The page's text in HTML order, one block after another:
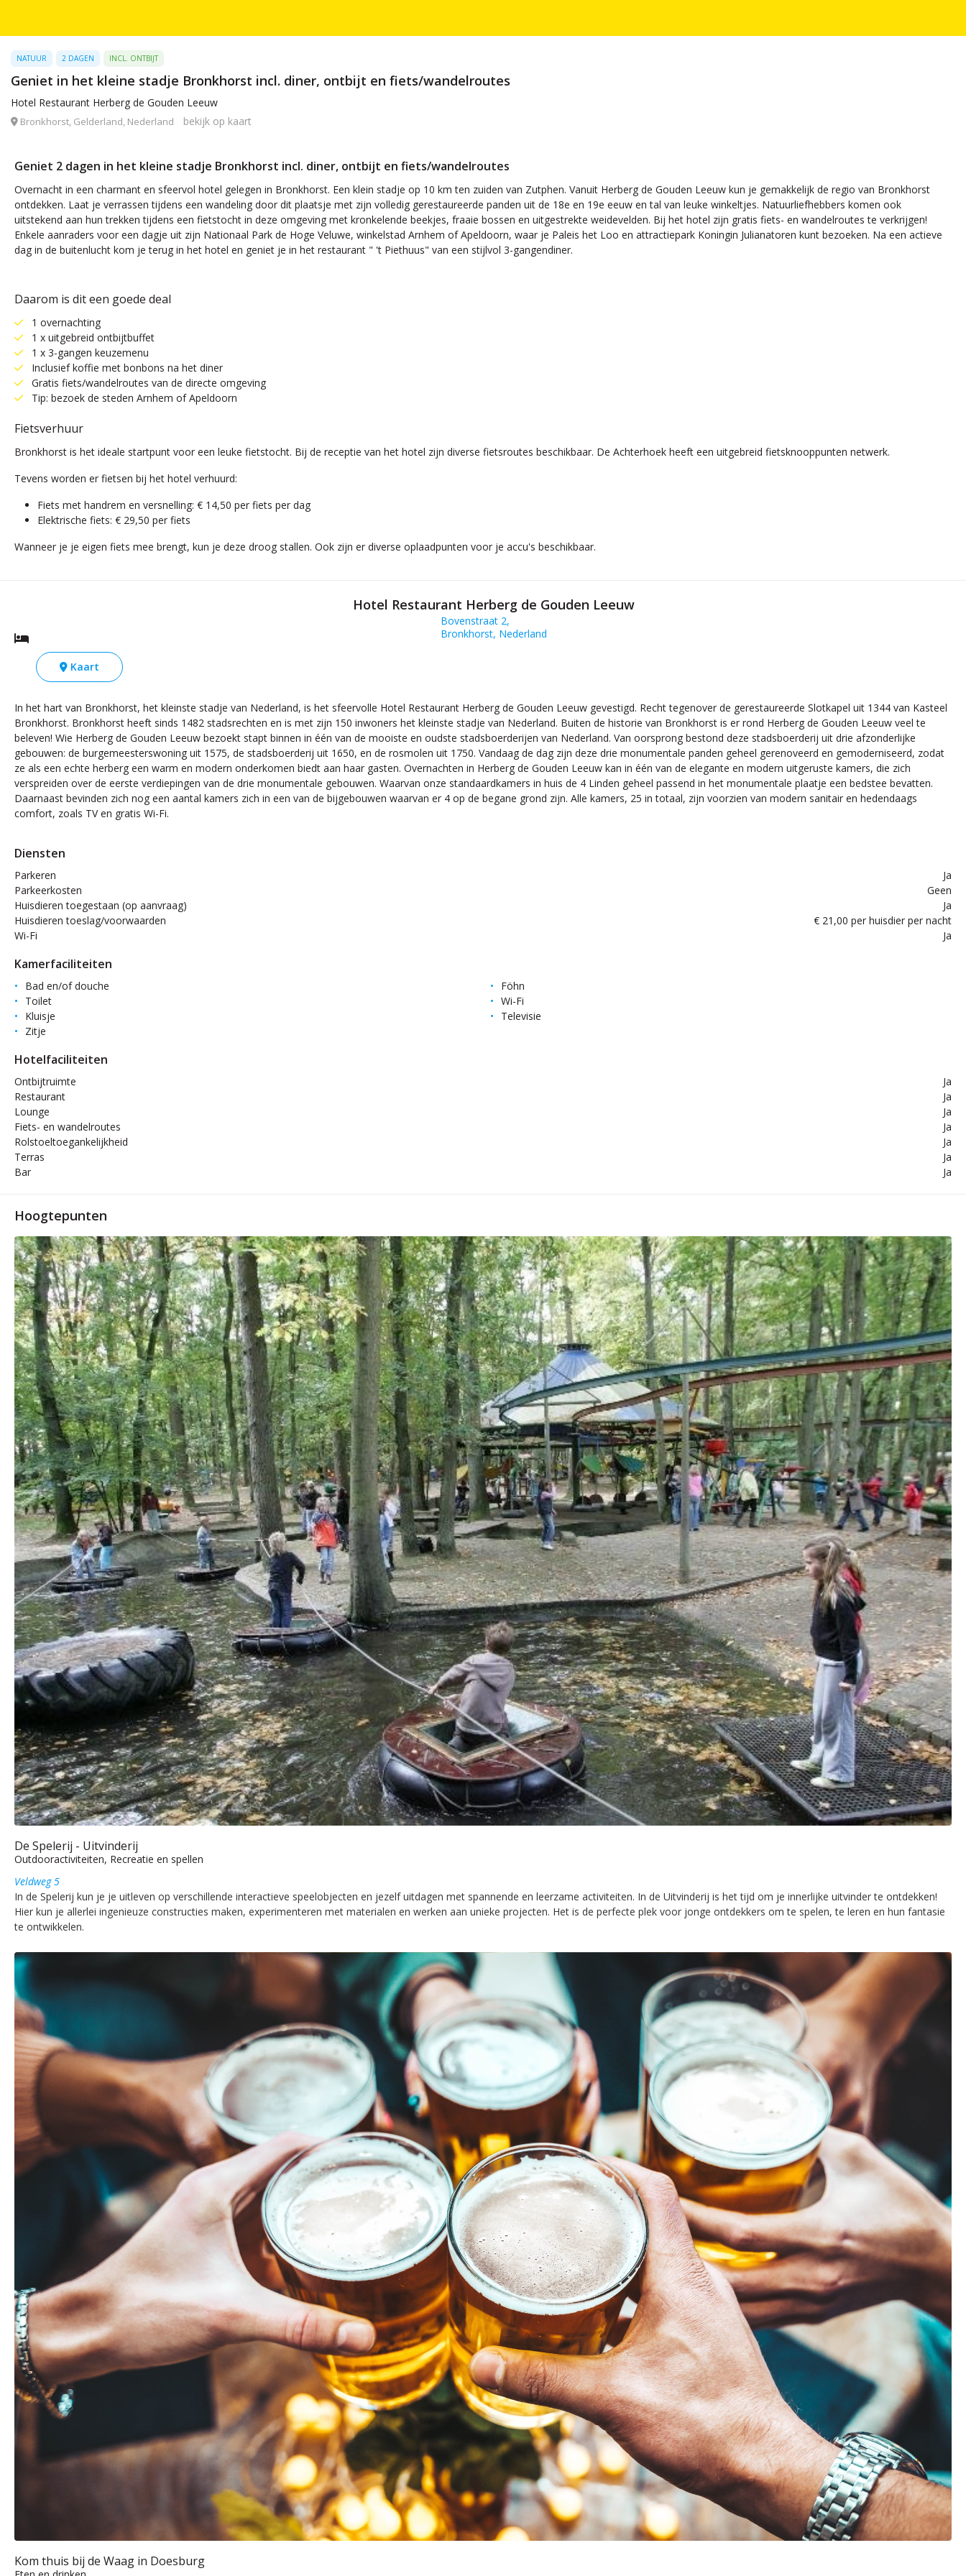
NATUUR 2 DAGEN INCL. ONTBIJT
Geniet in het kleine stadje Bronkhorst incl. diner, ontbijt en fiets/wandelroutes
Hotel Restaurant Herberg de Gouden Leeuw
Bronkhorst, Gelderland, Nederland bekijk op kaart
Geniet 2 dagen in het kleine stadje Bronkhorst incl. diner, ontbijt en fiets/wandelroutes
Overnacht in een charmant en sfeervol hotel gelegen in Bronkhorst. Een klein stadje op 10 km ten zuiden van Zutphen. Vanuit Herberg de Gouden Leeuw kun je gemakkelijk de regio van Bronkhorst
ontdekken. Laat je verrassen tijdens een wandeling door dit plaatsje met zijn volledig gerestaureerde panden uit de 18e en 19e eeuw en tal van leuke winkeltjes. Natuurliefhebbers komen ook
uitstekend aan hun trekken tijdens een fietstocht in deze omgeving met kronkelende beekjes, fraaie bossen en uitgestrekte weidevelden. Bij het hotel zijn gratis fiets- en wandelroutes te verkrijgen!
Enkele aanraders voor een dagje uit zijn Nationaal Park de Hoge Veluwe, winkelstad Arnhem of Apeldoorn, waar je Paleis het Loo en attractiepark Koningin Julianatoren kunt bezoeken. Na een actieve
dag in de buitenlucht kom je terug in het hotel en geniet je in het restaurant " 't Piethuus" van een stijlvol 3-gangendiner.
Daarom is dit een goede deal
1 overnachting
1 x uitgebreid ontbijtbuffet
1 x 3-gangen keuzemenu
Inclusief koffie met bonbons na het diner
Gratis fiets/wandelroutes van de directe omgeving
Tip: bezoek de steden Arnhem of Apeldoorn
Fietsverhuur
Bronkhorst is het ideale startpunt voor een leuke fietstocht. Bij de receptie van het hotel zijn diverse fietsroutes beschikbaar. De Achterhoek heeft een uitgebreid fietsknooppunten netwerk.
Tevens worden er fietsen bij het hotel verhuurd:
Fiets met handrem en versnelling: € 14,50 per fiets per dag
Elektrische fiets: € 29,50 per fiets
Wanneer je je eigen fiets mee brengt, kun je deze droog stallen. Ook zijn er diverse oplaadpunten voor je accu's beschikbaar.
Hotel Restaurant Herberg de Gouden Leeuw
Bovenstraat 2,
Bronkhorst, Nederland
Kaart
In het hart van Bronkhorst, het kleinste stadje van Nederland, is het sfeervolle Hotel Restaurant Herberg de Gouden Leeuw gevestigd. Recht tegenover de gerestaureerde Slotkapel uit 1344 van Kasteel
Bronkhorst. Bronkhorst heeft sinds 1482 stadsrechten en is met zijn 150 inwoners het kleinste stadje van Nederland. Buiten de historie van Bronkhorst is er rond Herberg de Gouden Leeuw veel te
beleven! Wie Herberg de Gouden Leeuw bezoekt stapt binnen in één van de mooiste en oudste stadsboerderijen van Nederland. Van oorsprong bestond deze stadsboerderij uit drie afzonderlijke
gebouwen: de burgemeesterswoning uit 1575, de stadsboerderij uit 1650, en de rosmolen uit 1750. Vandaag de dag zijn deze drie monumentale panden geheel gerenoveerd en gemoderniseerd, zodat
ze als een echte herberg een warm en modern onderkomen biedt aan haar gasten. Overnachten in Herberg de Gouden Leeuw kan in één van de elegante en modern uitgeruste kamers, die zich
verspreiden over de eerste verdiepingen van de drie monumentale gebouwen. Waarvan onze standaardkamers in huis de 4 Linden geheel passend in het monumentale plaatje een bedstee bevatten.
Daarnaast bevinden zich nog een aantal kamers zich in een van de bijgebouwen waarvan er 4 op de begane grond zijn. Alle kamers, 25 in totaal, zijn voorzien van modern sanitair en hedendaags
comfort, zoals TV en gratis Wi-Fi.
Diensten
Parkeren
Ja
Parkeerkosten
Geen
Huisdieren toegestaan (op aanvraag)
Ja
Huisdieren toeslag/voorwaarden
€ 21,00 per huisdier per nacht
Wi-Fi
Ja
Kamerfaciliteiten
Bad en/of douche
Föhn
Toilet
Wi-Fi
Kluisje
Televisie
Zitje
Hotelfaciliteiten
Ontbijtruimte
Ja
Restaurant
Ja
Lounge
Ja
Fiets- en wandelroutes
Ja
Rolstoeltoegankelijkheid
Ja
Terras
Ja
Bar
Ja
Hoogtepunten
De Spelerij - Uitvinderij
Outdooractiviteiten, Recreatie en spellen
Veldweg 5
In de Spelerij kun je je uitleven op verschillende interactieve speelobjecten en jezelf uitdagen met spannende en leerzame activiteiten. In de Uitvinderij is het tijd om je innerlijke uitvinder te ontdekken!
Hier kun je allerlei ingenieuze constructies maken, experimenteren met materialen en werken aan unieke projecten. Het is de perfecte plek voor jonge ontdekkers om te spelen, te leren en hun fantasie
te ontwikkelen.
Kom thuis bij de Waag in Doesburg